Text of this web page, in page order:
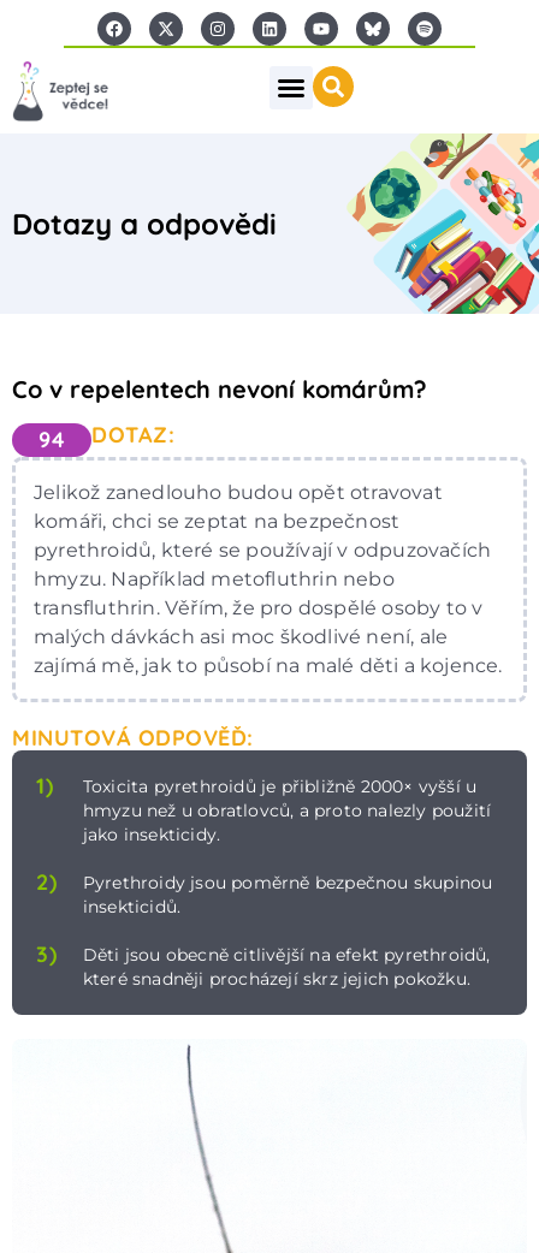
Dotazy a odpovědi
Co v repelentech nevoní komárům?
94 DOTAZ:
Jelikož zanedlouho budou opět otravovat
komáři, chci se zeptat na bezpečnost
pyrethroidů, které se používají v odpuzovačích
hmyzu. Například metofluthrin nebo
transfluthrin. Věřím, že pro dospělé osoby to v
malých dávkách asi moc škodlivé není, ale
zajímá mě, jak to působí na malé děti a kojence.
MINUTOVÁ ODPOVĚĎ:
1)
Toxicita pyrethroidů je přibližně 2000× vyšší u
hmyzu než u obratlovců, a proto nalezly použití
jako insekticidy.
2)
Pyrethroidy jsou poměrně bezpečnou skupinou
insekticidů.
3)
Děti jsou obecně citlivější na efekt pyrethroidů,
které snadněji procházejí skrz jejich pokožku.